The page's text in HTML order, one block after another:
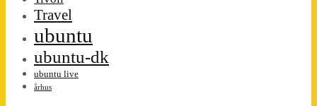
Travel
ubuntu
ubuntu-dk
ubuntu live
århus